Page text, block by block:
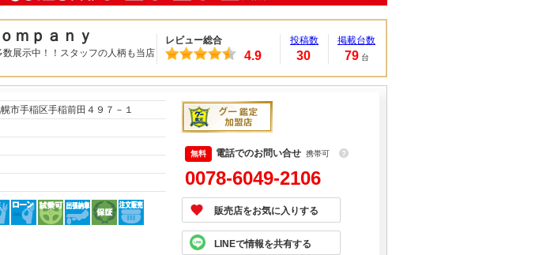
ｍｐａｎｙ
展示中！！スタッフの人柄も当店
レビュー総合
4.9
投稿数
30
掲載台数
79 台
市手稲区手稲前田４９７－１
電話でのお問い合せ 携帯可 ？
0078-6049-2106
販売店をお気に入りする
LINEで情報を共有する